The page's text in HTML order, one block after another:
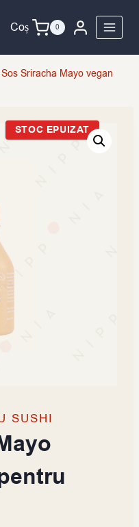
Coș 0
Sos Sriracha Mayo vegan
STOC EPUIZAT
SUSHI